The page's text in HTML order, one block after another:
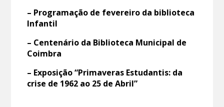
– Programação de fevereiro da biblioteca
Infantil
– Centenário da Biblioteca Municipal de
Coimbra
– Exposição “Primaveras Estudantis: da
crise de 1962 ao 25 de Abril”